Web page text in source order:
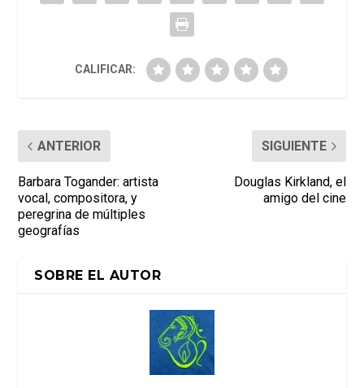
CALIFICAR:
ANTERIOR
Barbara Togander: artista
vocal, compositora, y
peregrina de múltiples
geografías
SIGUIENTE
Douglas Kirkland, el
amigo del cine
SOBRE EL AUTOR